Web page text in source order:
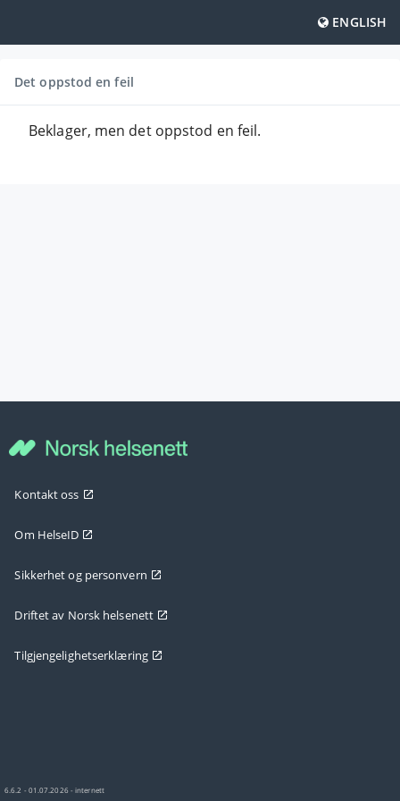
ENGLISH
Det oppstod en feil
Beklager, men det oppstod en feil.
Kontakt oss
Om HelseID
Sikkerhet og personvern
Driftet av Norsk helsenett
Tilgjengelighetserklæring
6.6.2 - 01.07.2026 - internett